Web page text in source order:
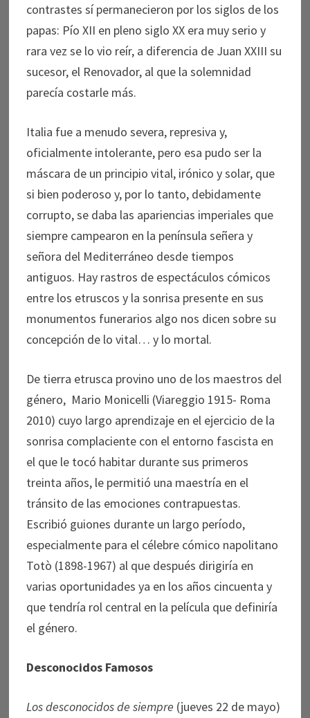
contrastes sí permanecieron por los siglos de los
papas: Pío XII en pleno siglo XX era muy serio y
rara vez se lo vio reír, a diferencia de Juan XXIII su
sucesor, el Renovador, al que la solemnidad
parecía costarle más.
Italia fue a menudo severa, represiva y,
oficialmente intolerante, pero esa pudo ser la
máscara de un principio vital, irónico y solar, que
si bien poderoso y, por lo tanto, debidamente
corrupto, se daba las apariencias imperiales que
siempre campearon en la península señera y
señora del Mediterráneo desde tiempos
antiguos. Hay rastros de espectáculos cómicos
entre los etruscos y la sonrisa presente en sus
monumentos funerarios algo nos dicen sobre su
concepción de lo vital… y lo mortal.
De tierra etrusca provino uno de los maestros del
género, Mario Monicelli (Viareggio 1915- Roma
2010) cuyo largo aprendizaje en el ejercicio de la
sonrisa complaciente con el entorno fascista en
el que le tocó habitar durante sus primeros
treinta años, le permitió una maestría en el
tránsito de las emociones contrapuestas.
Escribió guiones durante un largo período,
especialmente para el célebre cómico napolitano
Totò (1898-1967) al que después dirigiría en
varias oportunidades ya en los años cincuenta y
que tendría rol central en la película que definiría
el género.
Desconocidos Famosos
Los desconocidos de siempre (jueves 22 de mayo)